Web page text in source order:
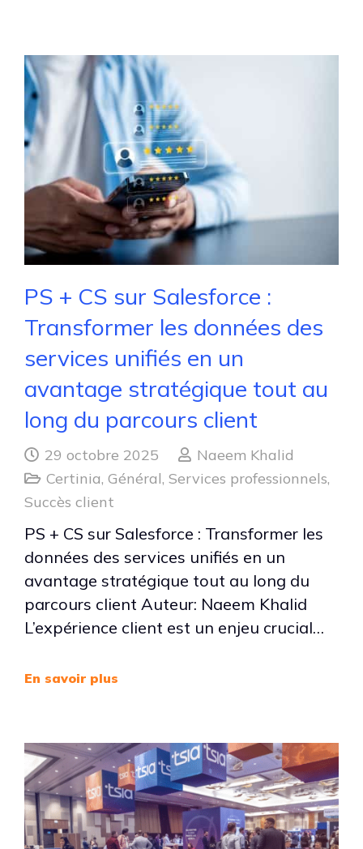
PS + CS sur Salesforce :
Transformer les données des
services unifiés en un
avantage stratégique tout au
long du parcours client
29 octobre 2025
Naeem Khalid
Certinia,Général,Services professionnels,
Succès client
PS + CS sur Salesforce : Transformer les
données des services unifiés en un
avantage stratégique tout au long du
parcours client Auteur: Naeem Khalid
L’expérience client est un enjeu crucial…
En savoir plus